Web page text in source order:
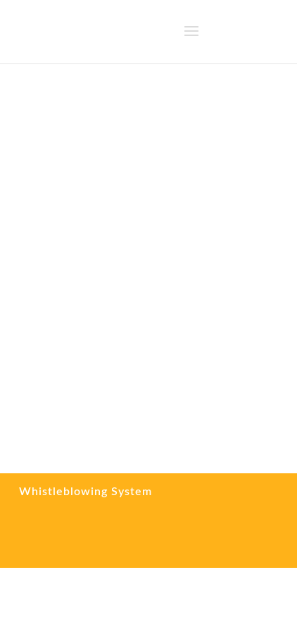
Whistleblowing System